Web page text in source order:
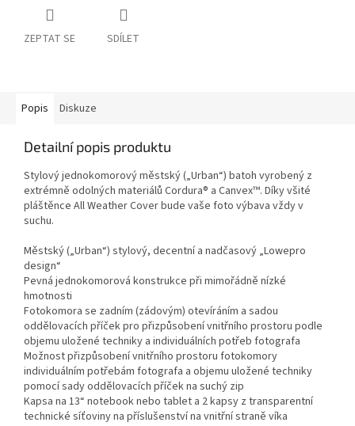
ZEPTAT SE SDÍLET
Popis Diskuze
Detailní popis produktu
Stylový jednokomorový městský („Urban“) batoh vyrobený z
extrémně odolných materiálů Cordura® a Canvex™. Díky všité
pláštěnce All Weather Cover bude vaše foto výbava vždy v
suchu.
Městský („Urban“) stylový, decentní a nadčasový „Lowepro
design“
Pevná jednokomorová konstrukce při mimořádně nízké
hmotnosti
Fotokomora se zadním (zádovým) otevíráním a sadou
oddělovacích příček pro přizpůsobení vnitřního prostoru podle
objemu uložené techniky a individuálních potřeb fotografa
Možnost přizpůsobení vnitřního prostoru fotokomory
individuálním potřebám fotografa a objemu uložené techniky
pomocí sady oddělovacích příček na suchý zip
Kapsa na 13“ notebook nebo tablet a 2 kapsy z transparentní
technické síťoviny na příslušenství na vnitřní straně víka